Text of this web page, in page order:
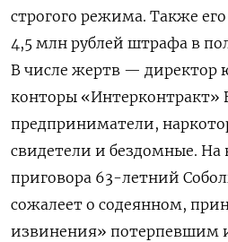
строгого режима. Также
4,5 млн рублей штрафа в
В числе жертв — директор
конторы «Интерконтракт»
предприниматели,
свидетели и бездомные. На
приговора 63-летний
сожалеет о содеянном,
извинения» потерпевшим